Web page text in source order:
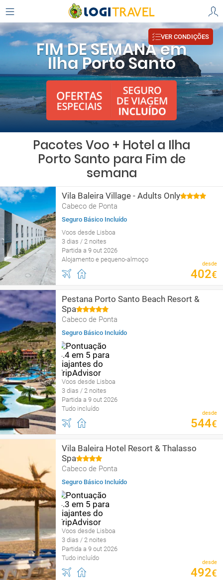
FIM DE SEMANA em
Ilha Porto Santo
VER CONDIÇÕES
Pacotes Voo + Hotel a Ilha
Porto Santo para Fim de
semana
Vila Baleira Village - Adults Only
Cabeco de Ponta
Seguro Básico Incluído
Voos desde Lisboa
3 dias / 2 noites
Partida a 9 out 2026
Alojamento e pequeno-almoço
desde
402€
Pestana Porto Santo Beach Resort &
Spa
Cabeco de Ponta
Seguro Básico Incluído
Voos desde Lisboa
3 dias / 2 noites
Partida a 9 out 2026
Tudo incluído
desde
544€
Vila Baleira Hotel Resort & Thalasso
Spa
Cabeco de Ponta
Seguro Básico Incluído
Voos desde Lisboa
3 dias / 2 noites
Partida a 9 out 2026
Tudo incluído
desde
492€